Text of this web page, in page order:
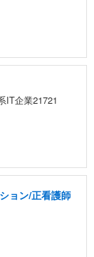
IT企業21721
ョン/正看護師